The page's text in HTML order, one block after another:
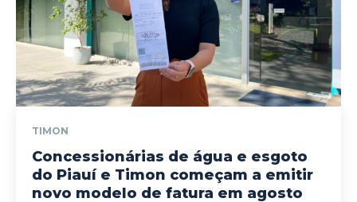
TIMON
Concessionárias de água e esgoto
do Piauí e Timon começam a emitir
novo modelo de fatura em agosto